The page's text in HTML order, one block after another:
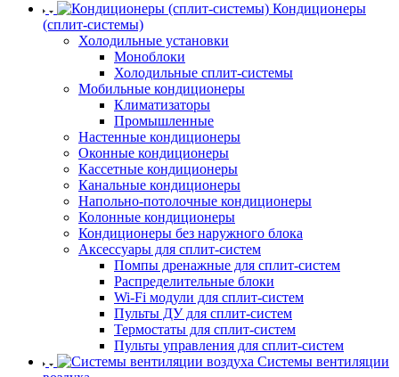
Кондиционеры
(сплит-системы)
Холодильные установки
Моноблоки
Холодильные сплит-системы
Мобильные кондиционеры
Климатизаторы
Промышленные
Настенные кондиционеры
Оконные кондиционеры
Кассетные кондиционеры
Канальные кондиционеры
Напольно-потолочные кондиционеры
Колонные кондиционеры
Кондиционеры без наружного блока
Аксессуары для сплит-систем
Помпы дренажные для сплит-систем
Распределительные блоки
Wi-Fi модули для сплит-систем
Пульты ДУ для сплит-систем
Термостаты для сплит-систем
Пульты управления для сплит-систем
Системы вентиляции